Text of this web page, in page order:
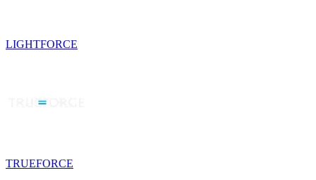
LIGHTFORCE
TRUEFORCE